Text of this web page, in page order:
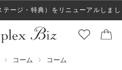
ージ・特典）をリニューアルしまし
た！
コーム コーム